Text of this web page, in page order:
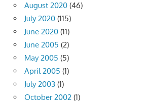
August 2020 (46)
July 2020 (115)
June 2020 (11)
June 2005 (2)
May 2005 (5)
April 2005 (1)
July 2003 (1)
October 2002 (1)